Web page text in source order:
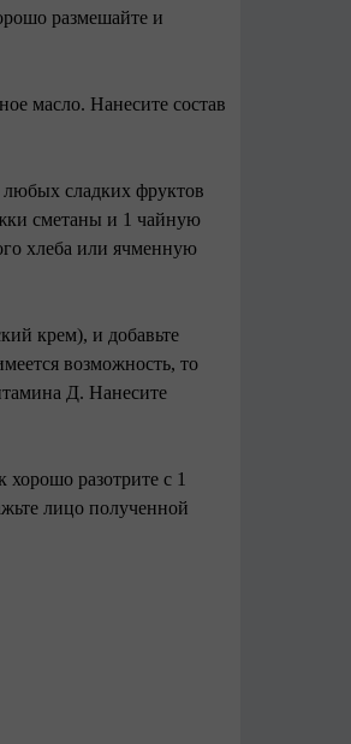
размешайте и
масло. Нанесите состав
любых сладких фруктов
сметаны и 1 чайную
хлеба или ячменную
крем), и добавьте
возможность, то
Д. Нанесите
разотрите с 1
лицо полученной